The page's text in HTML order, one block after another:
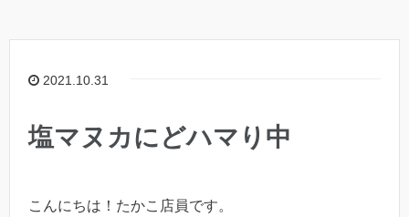
2021.10.31
塩マヌカにどハマり中
こんにちは！たかこ店員です。